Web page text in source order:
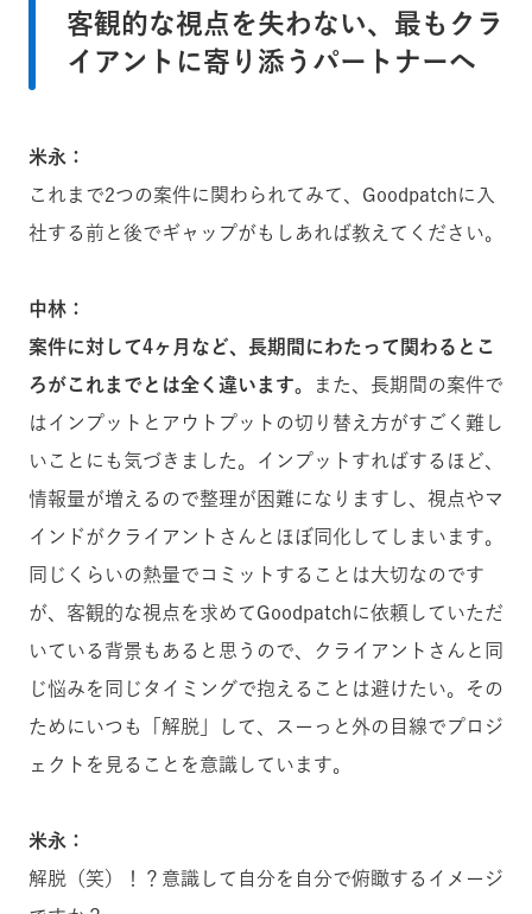
客観的な視点を失わない、最もクラ
イアントに寄り添うパートナーへ
米永：
これまで2つの案件に関わられてみて、Goodpatchに入
社する前と後でギャップがもしあれば教えてください。
中林：
案件に対して4ヶ月など、長期間にわたって関わるとこ
ろがこれまでとは全く違います。
また、長期間の案件で
はインプットとアウトプットの切り替え方がすごく難し
いことにも気づきました。インプットすればするほど、
情報量が増えるので整理が困難になりますし、視点やマ
インドがクライアントさんとほぼ同化してしまいます。
同じくらいの熱量でコミットすることは大切なのです
が、客観的な視点を求めてGoodpatchに依頼していただ
いている背景もあると思うので、クライアントさんと同
じ悩みを同じタイミングで抱えることは避けたい。その
ためにいつも「解脱」して、スーっと外の目線でプロジ
ェクトを見ることを意識しています。
米永：
解脱（笑）！？意識して自分を自分で俯瞰するイメージ